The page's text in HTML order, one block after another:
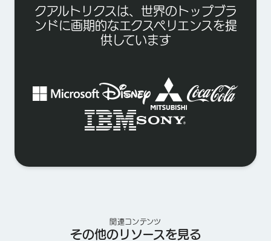
クアルトリクスは、世界のトップブラ
ンドに画期的なエクスペリエンスを提
供しています
関連コンテンツ
その他のリソースを見る